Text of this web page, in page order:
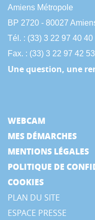
Amiens Métropole
BP 2720 - 80027
Tél. : (33) 3 22 97 40 40
Fax. : (33) 3 22 97 42 53
Une question, une
WEBCAM
MES DÉMARCHES
MENTIONS LÉGALES
POLITIQUE DE
COOKIES
PLAN DU SITE
ESPACE PRESSE